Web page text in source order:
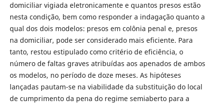
domiciliar vigiada eletronicamente e quantos presos estão
nesta condição, bem como responder a indagação quanto a
qual dos dois modelos: presos em colônia penal e, presos
na domiciliar, pode ser considerado mais eficiente. Para
tanto, restou estipulado como critério de eficiência, o
número de faltas graves atribuídas aos apenados de ambos
os modelos, no período de doze meses. As hipóteses
lançadas pautam-se na viabilidade da substituição do local
de cumprimento da pena do regime semiaberto para a